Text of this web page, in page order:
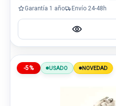
Garantía 1 año Envío 24-48h
-5% USADO NOVEDAD